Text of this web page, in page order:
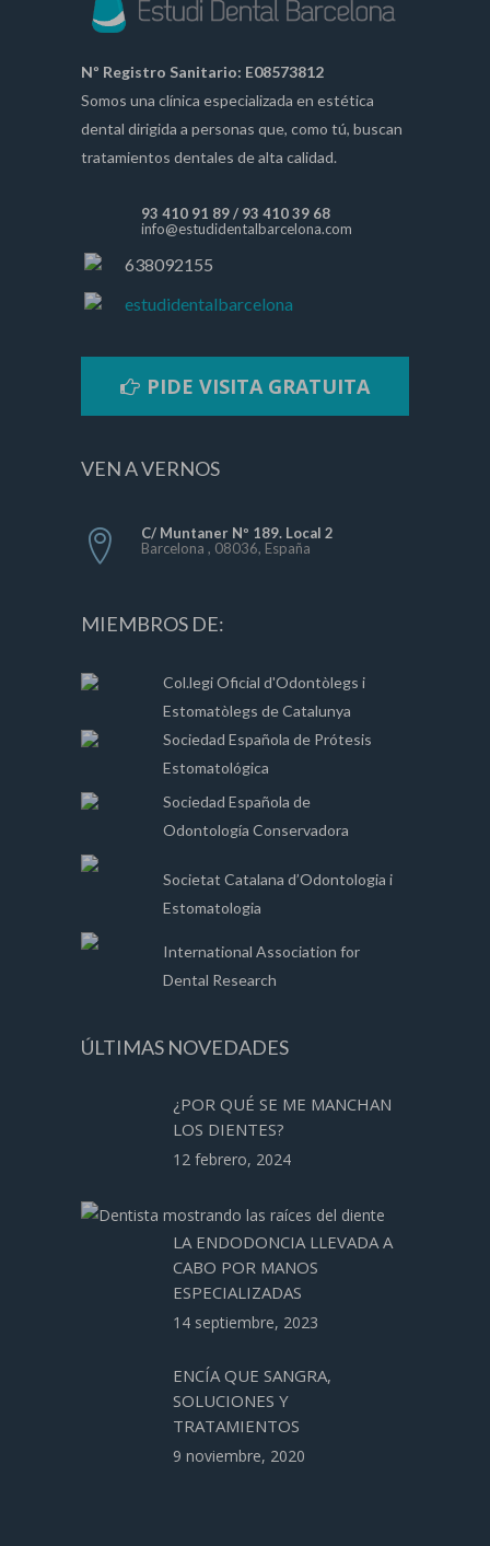
Nº Registro Sanitario: E08573812
Somos una clínica especializada en estética
dental dirigida a personas que, como tú, buscan
tratamientos dentales de alta calidad.
93 410 91 89/ 93 410 39 68
info@estudidentalbarcelona.com
638092155
estudidentalbarcelona
PIDE VISITA GRATUITA
VEN A VERNOS
C/ Muntaner Nº 189. Local 2
Barcelona , 08036, España
MIEMBROS DE:
Col.legi Oficial d'Odontòlegs i
Estomatòlegs de Catalunya
Sociedad Española de Prótesis
Estomatológica
Sociedad Española de
Odontología Conservadora
Societat Catalana d’Odontologia i
Estomatologia
International Association for
Dental Research
ÚLTIMAS NOVEDADES
¿POR QUÉ SE ME MANCHAN
LOS DIENTES?
12 febrero, 2024
LA ENDODONCIA LLEVADA A
CABO POR MANOS
ESPECIALIZADAS
14 septiembre, 2023
ENCÍA QUE SANGRA,
SOLUCIONES Y
TRATAMIENTOS
9 noviembre, 2020